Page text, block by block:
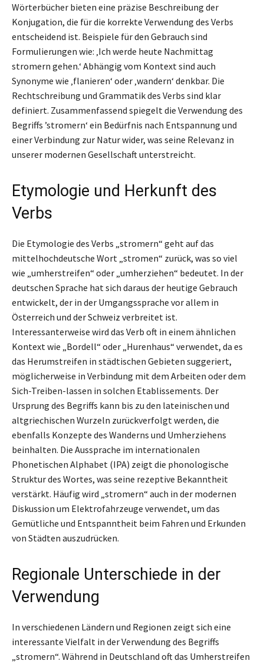
Wörterbücher bieten eine präzise Beschreibung der
Konjugation, die für die korrekte Verwendung des Verbs
entscheidend ist. Beispiele für den Gebrauch sind
Formulierungen wie: ‚Ich werde heute Nachmittag
stromern gehen.‘ Abhängig vom Kontext sind auch
Synonyme wie ‚flanieren‘ oder ‚wandern‘ denkbar. Die
Rechtschreibung und Grammatik des Verbs sind klar
definiert. Zusammenfassend spiegelt die Verwendung des
Begriffs ’stromern‘ ein Bedürfnis nach Entspannung und
einer Verbindung zur Natur wider, was seine Relevanz in
unserer modernen Gesellschaft unterstreicht.
Etymologie und Herkunft des
Verbs
Die Etymologie des Verbs „stromern“ geht auf das
mittelhochdeutsche Wort „stromen“ zurück, was so viel
wie „umherstreifen“ oder „umherziehen“ bedeutet. In der
deutschen Sprache hat sich daraus der heutige Gebrauch
entwickelt, der in der Umgangssprache vor allem in
Österreich und der Schweiz verbreitet ist.
Interessanterweise wird das Verb oft in einem ähnlichen
Kontext wie „Bordell“ oder „Hurenhaus“ verwendet, da es
das Herumstreifen in städtischen Gebieten suggeriert,
möglicherweise in Verbindung mit dem Arbeiten oder dem
Sich-Treiben-lassen in solchen Etablissements. Der
Ursprung des Begriffs kann bis zu den lateinischen und
altgriechischen Wurzeln zurückverfolgt werden, die
ebenfalls Konzepte des Wanderns und Umherziehens
beinhalten. Die Aussprache im internationalen
Phonetischen Alphabet (IPA) zeigt die phonologische
Struktur des Wortes, was seine rezeptive Bekanntheit
verstärkt. Häufig wird „stromern“ auch in der modernen
Diskussion um Elektrofahrzeuge verwendet, um das
Gemütliche und Entspanntheit beim Fahren und Erkunden
von Städten auszudrücken.
Regionale Unterschiede in der
Verwendung
In verschiedenen Ländern und Regionen zeigt sich eine
interessante Vielfalt in der Verwendung des Begriffs
„stromern“. Während in Deutschland oft das Umherstreifen